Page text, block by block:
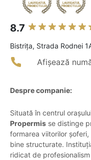
8.7
Bistriţa, Strada Rodnei
Afișează
Despre companie:
Situată în centrul
Propermis se distinge
formarea viitorilor
bine structurate.
ridicat de